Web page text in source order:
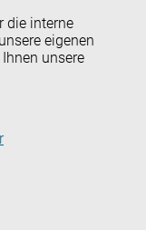
die interne
eigenen
unsere